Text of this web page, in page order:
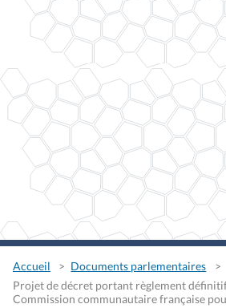
Accueil
Documents parlementaires
Projet de décret portant règlement
Commission communautaire française